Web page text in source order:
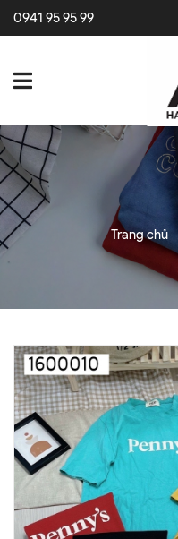
0941 95 95 99
Trang chủ